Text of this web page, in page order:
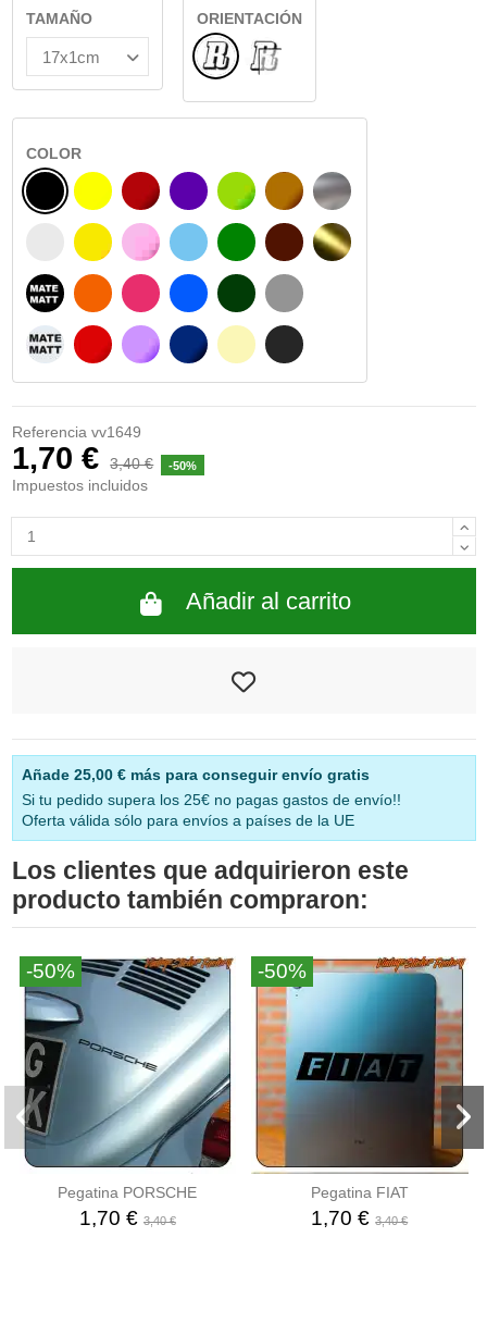
TAMAÑO
ORIENTACIÓN
NormalINTERIOR CRISTAL
COLOR
NEGRO
BLANCO
NEGRO MATE
BLANCO MATE
AMARILLO
AMARILLO SENAL
NARANJA
ROJO
BURDEOS
ROSA
FUCSIA
LILA
MORADO
AZUL CIELO
AZUL
AZUL MARINO
VERDE CLARO
VERDE
VERDE OSCURO
BEIGE
AVELLANA
CHOCOLATE
GRIS
GRIS OSCURO
PLATA
ORO
Referencia vv1649
1,70 € 3,40 € -50%
Impuestos incluidos
Añadir al carrito
Añade 25,00 €más para conseguir envío gratis
Si tu pedido supera los 25€ no pagas gastos de envío!!
Oferta válida sólo para envíos a países de la UE
Los clientes que adquirieron este
producto también compraron:
-50%
Pegatina PORSCHE
1,70 € 3,40 €
-50%
Pegatina FIAT
1,70 €3,40 €